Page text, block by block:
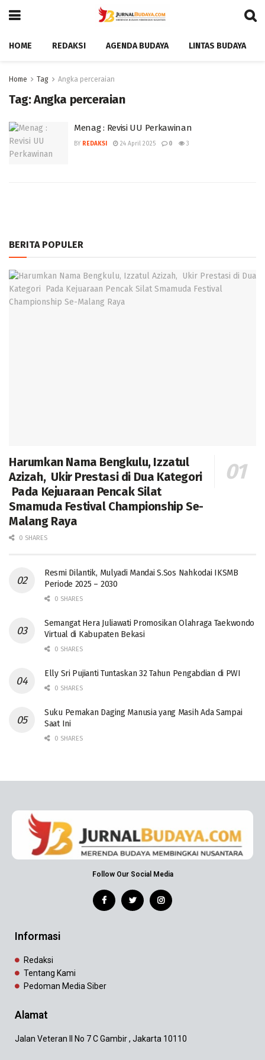
HOME REDAKSI AGENDA BUDAYA LINTAS BUDAYA
Home Tag Angka perceraian
Tag:Angka perceraian
Menag : Revisi UU Perkawinan ‎
BY REDAKSI 24 April 2025 0 3
BERITA POPULER
Harumkan Nama Bengkulu, Izzatul
Azizah, Ukir Prestasi di Dua Kategori
Pada Kejuaraan Pencak Silat
Smamuda Festival Championship Se-
Malang Raya
0 SHARES
Resmi Dilantik, Mulyadi Mandai S.Sos Nahkodai IKSMB
Periode 2025 – 2030
0 SHARES
Semangat Hera Juliawati Promosikan Olahraga Taekwondo
Virtual di Kabupaten Bekasi
0 SHARES
Elly Sri Pujianti Tuntaskan 32 Tahun Pengabdian di PWI
0 SHARES
‎Suku Pemakan Daging Manusia yang Masih Ada Sampai
Saat Ini
0 SHARES
Follow Our Social Media
Informasi
Redaksi
Tentang Kami
Pedoman Media Siber
Alamat
Jalan Veteran II No 7 C Gambir , Jakarta 10110